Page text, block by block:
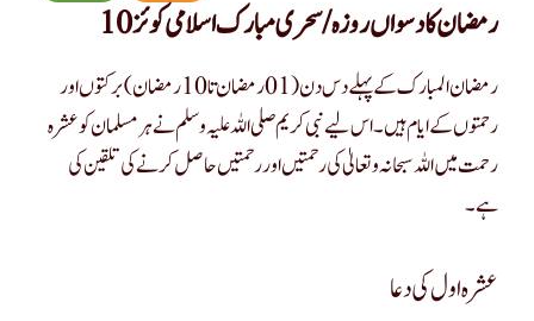
رمضان کا دسواں روزہ/سحری مبارک اسلامی کوئز 10
رمضان المبارک کے پہلے دس دن (01 رمضان تا 10 رمضان) برکتوں اور
رحمتوں کے ایام ہیں۔ اس لیے نبی کریم صلی اللہ علیہ وسلم نے ہر مسلمان کو عشرہ
رحمت میں اللہ سبحانہ و تعالیٰ کی رحمتیں اور رحمتیں حاصل کرنے کی تلقین کی
ہے۔
عشرہ اول کی دعا